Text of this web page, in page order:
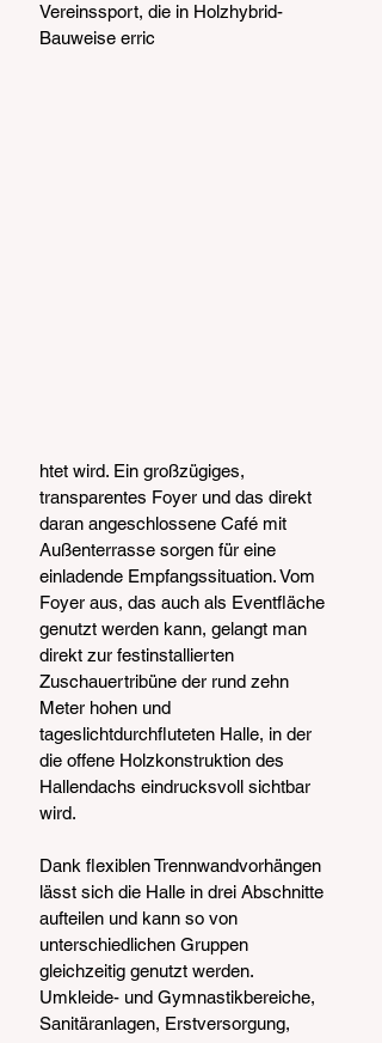
Vereinssport, die in Holzhybrid-
Bauweise erric
htet wird. Ein großzügiges,
transparentes Foyer und das direkt
daran angeschlossene Café mit
Außenterrasse sorgen für eine
einladende Empfangssituation. Vom
Foyer aus, das auch als Eventfläche
genutzt werden kann, gelangt man
direkt zur festinstallierten
Zuschauertribüne der rund zehn
Meter hohen und
tageslichtdurchfluteten Halle, in der
die offene Holzkonstruktion des
Hallendachs eindrucksvoll sichtbar
wird.
Dank flexiblen Trennwandvorhängen
lässt sich die Halle in drei Abschnitte
aufteilen und kann so von
unterschiedlichen Gruppen
gleichzeitig genutzt werden.
Umkleide- und Gymnastikbereiche,
Sanitäranlagen, Erstversorgung,